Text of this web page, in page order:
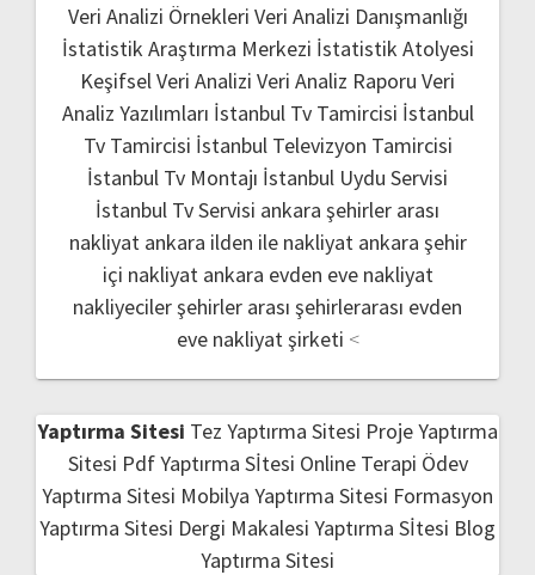
Veri Analizi Örnekleri Veri Analizi Danışmanlığı
İstatistik Araştırma Merkezi İstatistik Atolyesi
Keşifsel Veri Analizi Veri Analiz Raporu Veri
Analiz Yazılımları İstanbul Tv Tamircisi İstanbul
Tv Tamircisi İstanbul Televizyon Tamircisi
İstanbul Tv Montajı İstanbul Uydu Servisi
İstanbul Tv Servisi ankara şehirler arası
nakliyat ankara ilden ile nakliyat ankara şehir
içi nakliyat ankara evden eve nakliyat
nakliyeciler şehirler arası şehirlerarası evden
eve nakliyat şirketi <
Yaptırma Sitesi Tez Yaptırma Sitesi Proje Yaptırma
Sitesi Pdf Yaptırma Sİtesi Online Terapi Ödev
Yaptırma Sitesi Mobilya Yaptırma Sitesi Formasyon
Yaptırma Sitesi Dergi Makalesi Yaptırma Sİtesi Blog
Yaptırma Sitesi